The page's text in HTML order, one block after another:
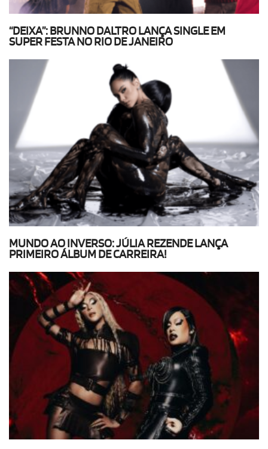
“DEIXA”: BRUNNO DALTRO LANÇA SINGLE EM
SUPER FESTA NO RIO DE JANEIRO
MUNDO AO INVERSO: JÚLIA REZENDE LANÇA
PRIMEIRO ÁLBUM DE CARREIRA!